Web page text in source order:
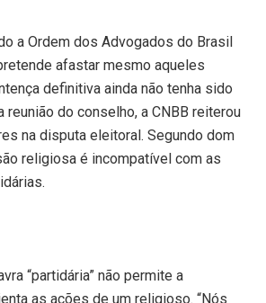
a Ordem dos Advogados do Brasil
afastar mesmo aqueles
definitiva ainda não tenha sido
reunião do conselho, a CNBB reiterou
na disputa eleitoral. Segundo dom
religiosa é incompatível com as
“partidária” não permite a
as ações de um religioso. “Nós